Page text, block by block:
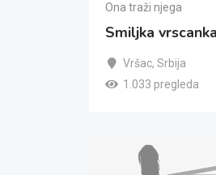
Ona traži njega
Smiljka vrscanka
Vršac, Srbija
1.033 pregleda